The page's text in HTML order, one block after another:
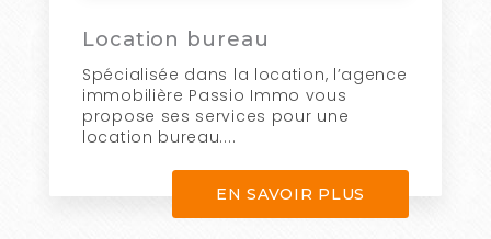
Location bureau
Spécialisée dans la location, l’agence
immobilière Passio Immo vous
propose ses services pour une
location bureau....
EN SAVOIR PLUS